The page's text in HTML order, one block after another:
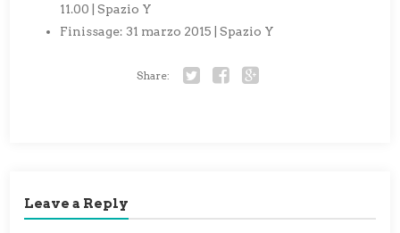
11.00 | Spazio Y
Finissage: 31 marzo 2015 | Spazio Y
Share:
Leave a Reply